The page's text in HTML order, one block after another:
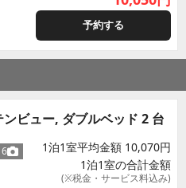
予約する
ビュー, ダブルベッド 2 台
6
1泊1室平均金額 10,070円
1泊1室の合計金額
(※税金・サービス料込み)